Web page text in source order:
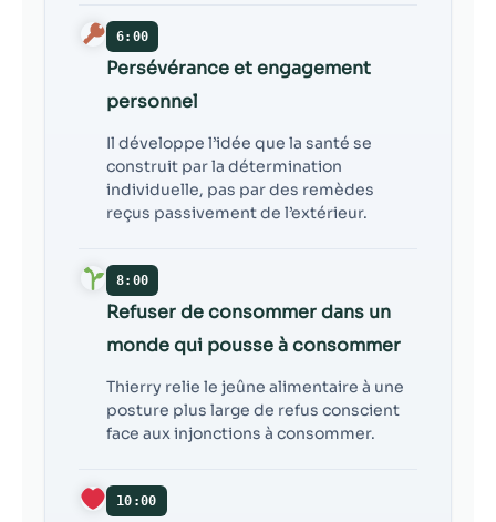
6:00
Persévérance et engagement
personnel
Il développe l’idée que la santé se
construit par la détermination
individuelle, pas par des remèdes
reçus passivement de l’extérieur.
8:00
Refuser de consommer dans un
monde qui pousse à consommer
Thierry relie le jeûne alimentaire à une
posture plus large de refus conscient
face aux injonctions à consommer.
10:00